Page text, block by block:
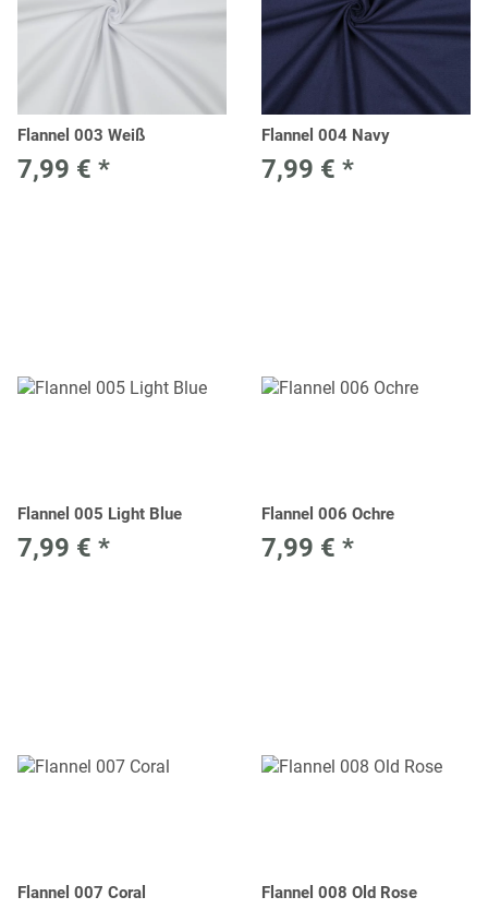
Flannel 003 Weiß
7,99 € *
Flannel 004 Navy
7,99 € *
Flannel 005 Light Blue
7,99 € *
Flannel 006 Ochre
7,99 € *
Flannel 007 Coral Flannel 008 Old Rose